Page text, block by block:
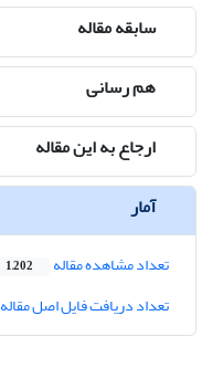
سابقه مقاله
هم رسانی
ارجاع به این مقاله
آمار
تعداد مشاهده مقاله 1,202
تعداد دریافت فایل اصل مقاله